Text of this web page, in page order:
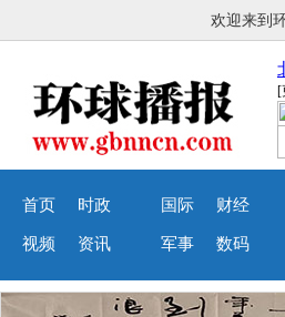
欢迎来到
首页 时政
视频 资讯
国际 财经
军事 数码